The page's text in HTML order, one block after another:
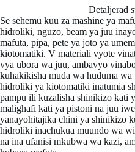
Detaljerad
Se sehemu kuu za mashine ya
hidroliki, nguzo, beam ya juu
mafuta, pipa, pete ya joto ya
kiotomatiki. V materiali vyote
vya ubora wa juu, ambavyo
kuhakikisha muda wa huduma
hidroliki ya kiotomatiki inatumia
pampu ili kuzalisha shinikizo kati
malighafi kati ya pistoni na juu
yanayohitajika chini ya shinikizo
hidroliki inachukua muundo wa
na ina ufanisi mkubwa wa kazi,